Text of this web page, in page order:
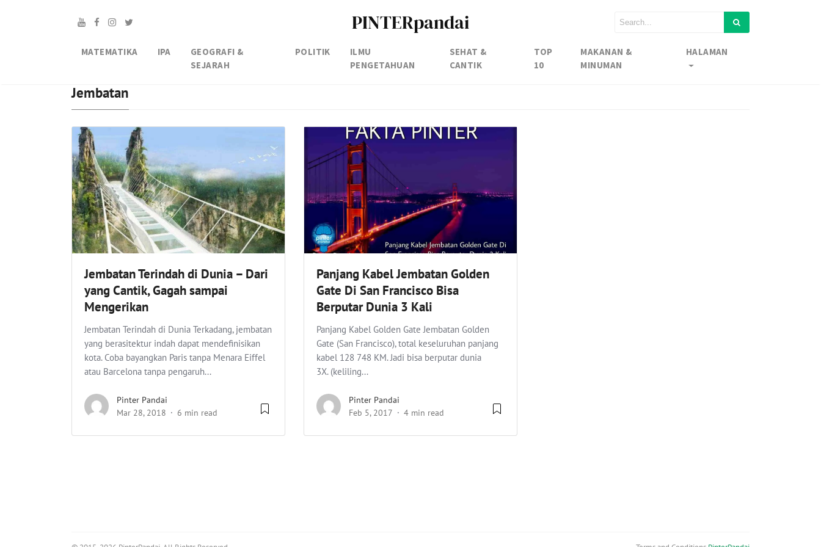
PINTERpandai
MATEMATIKA IPA
GEOGRAFI &
SEJARAH
POLITIK
ILMU
PENGETAHUAN
SEHAT &
CANTIK
TOP
10
MAKANAN &
MINUMAN
HALAMAN
Jembatan
Jembatan Terindah di Dunia – Dari
yang Cantik, Gagah sampai
Mengerikan
Jembatan Terindah di Dunia Terkadang, jembatan
yang berasitektur indah dapat mendefinisikan
kota. Coba bayangkan Paris tanpa Menara Eiffel
atau Barcelona tanpa pengaruh...
Pinter Pandai
Mar 28, 2018
6 min read
Panjang Kabel Jembatan Golden
Gate Di San Francisco Bisa
Berputar Dunia 3 Kali
Panjang Kabel Golden Gate Jembatan Golden
Gate (San Francisco), total keseluruhan panjang
kabel 128 748 KM. Jadi bisa berputar dunia
3X. (keliling...
Pinter Pandai
Feb 5, 2017
4 min read